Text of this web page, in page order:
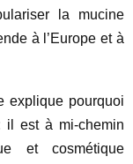
la mucine
à l’Europe et à
explique pourquoi
il est à mi-chemin
et cosmétique